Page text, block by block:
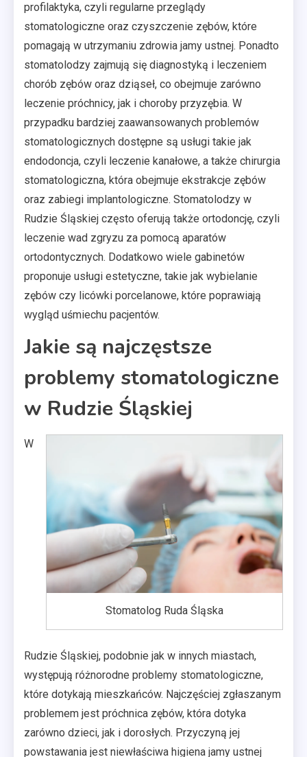
profilaktyka, czyli regularne przeglądy
stomatologiczne oraz czyszczenie zębów, które
pomagają w utrzymaniu zdrowia jamy ustnej. Ponadto
stomatolodzy zajmują się diagnostyką i leczeniem
chorób zębów oraz dziąseł, co obejmuje zarówno
leczenie próchnicy, jak i choroby przyzębia. W
przypadku bardziej zaawansowanych problemów
stomatologicznych dostępne są usługi takie jak
endodoncja, czyli leczenie kanałowe, a także chirurgia
stomatologiczna, która obejmuje ekstrakcje zębów
oraz zabiegi implantologiczne. Stomatolodzy w
Rudzie Śląskiej często oferują także ortodoncję, czyli
leczenie wad zgryzu za pomocą aparatów
ortodontycznych. Dodatkowo wiele gabinetów
proponuje usługi estetyczne, takie jak wybielanie
zębów czy licówki porcelanowe, które poprawiają
wygląd uśmiechu pacjentów.
Jakie są najczęstsze
problemy stomatologiczne
w Rudzie Śląskiej
Stomatolog Ruda Śląska
W
Rudzie Śląskiej, podobnie jak w innych miastach,
występują różnorodne problemy stomatologiczne,
które dotykają mieszkańców. Najczęściej zgłaszanym
problemem jest próchnica zębów, która dotyka
zarówno dzieci, jak i dorosłych. Przyczyną jej
powstawania jest niewłaściwa higiena jamy ustnej